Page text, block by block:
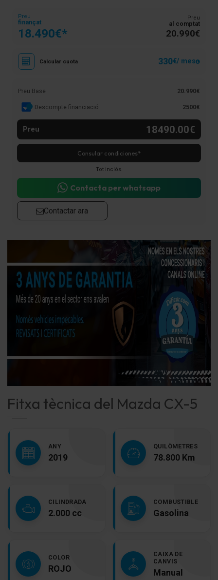
Fitxa tècnica del Mazda CX-5
ANY
2019
QUILÒMETRES
78.800 Km
CILINDRADA
2.000 cc
COMBUSTIBLE
Gasolina
COLOR
ROJO
CAIXA DE
CANVIS
Manual
Preu
finançat
18.490€*
Preu
al comptat
20.990€
Calcular cuota 330€/ mes
Preu Base 20.990€
Descompte financiació 2500€
Preu 18490.00€
Consular condiciones*
Tot inclòs.
Contacta per whatsapp
Contactar ara